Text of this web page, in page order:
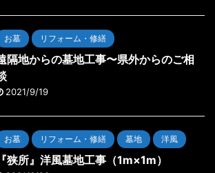
お墓 リフォーム・修繕
隔地からの墓地工事〜県外からのご相
2021/9/19
お墓 リフォーム・修繕 墓地 洋風
『狭所』洋風墓地工事（1m×1m）